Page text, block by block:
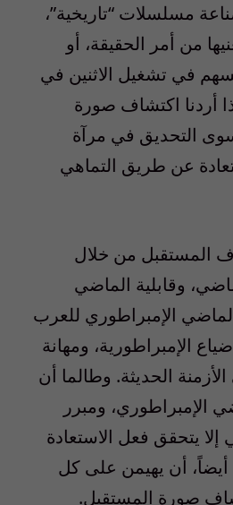
مسلسلات “تاريخية”،
من أمر الحقيقة، أو
يُسهم في تشغيل الاثنين في
أردنا اكتشاف صورة
التحديق في مرآة
عن طريق التماهي
المستقبل من خلال
وقابلية الماضي
الإمبراطوري للعرب
الإمبراطورية، ومهانة
الحديثة. وطالما أن
الإمبراطوري، ومبرر
يتحقق فعل الاستعادة
أن يهيمن على كل
صورة المستقبل.